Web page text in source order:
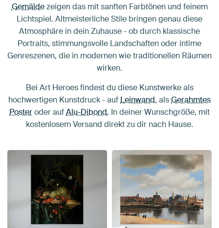
Gemäldezeigen das mit sanften Farbtönen und feinem
Lichtspiel. Altmeisterliche Stile bringen genau diese
Atmosphäre in dein Zuhause - ob durch klassische
Portraits, stimmungsvolle Landschaften oder intime
Genreszenen, die in modernen wie traditionellen Räumen
wirken.
Bei Art Heroes findest du diese Kunstwerke als
hochwertigen Kunstdruck - auf Leinwand, alsGerahmtes
Posteroder aufAlu-Dibond. In deiner Wunschgröße, mit
kostenlosem Versand direkt zu dir nach Hause.